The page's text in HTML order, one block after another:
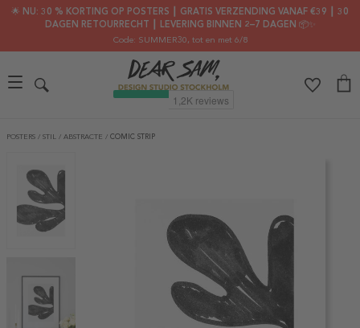
🌟 NU: 30 % KORTING OP POSTERS ┃ GRATIS VERZENDING VANAF €39 ┃ 30
DAGEN RETOURRECHT ┃ LEVERING BINNEN 2–7 DAGEN 📦✨
Code: SUMMER30, tot en met 6/8
POSTERS / STIL / ABSTRACTE / COMIC STRIP